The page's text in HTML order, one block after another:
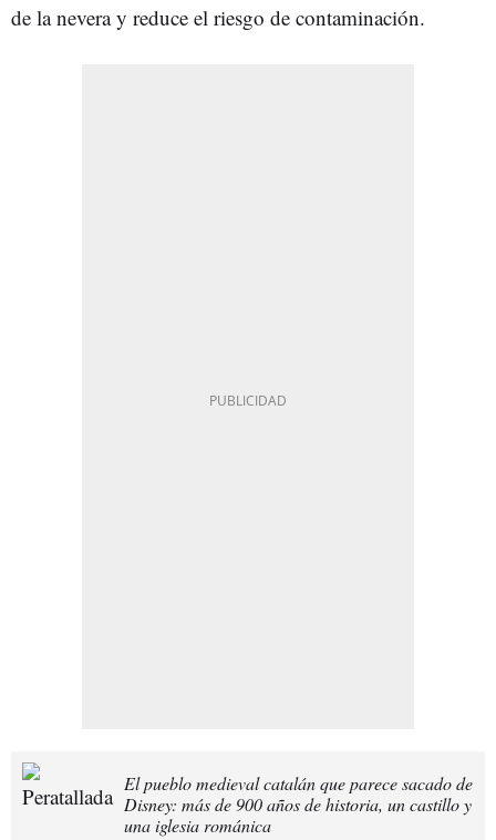
de la nevera y reduce el riesgo de contaminación.
El pueblo medieval catalán que parece sacado de
Disney: más de 900 años de historia, un castillo y
una iglesia románica